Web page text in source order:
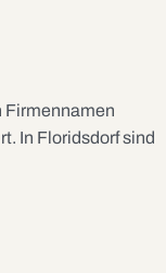
Firmennamen
In Floridsdorf sind